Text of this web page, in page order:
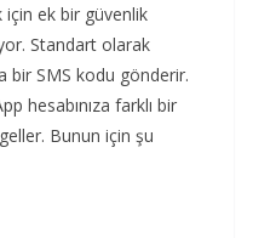
ek bir güvenlik
Standart olarak
bir SMS kodu gönderir.
hesabınıza farklı bir
Bunun için şu